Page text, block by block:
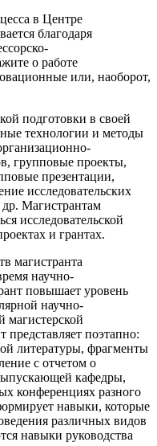
в Центре
благодаря
о работе
или, наоборот,
подготовки в своей
технологии и методы
групповые проекты,
презентации,
исследовательских
Магистрантам
исследовательской
и грантах.
магистранта
научно-
повышает уровень
научно-
магистерской
представляет поэтапно:
литературы, фрагменты
с отчетом о
кафедры,
конференциях разного
навыки, которые
различных видов
навыки руководства